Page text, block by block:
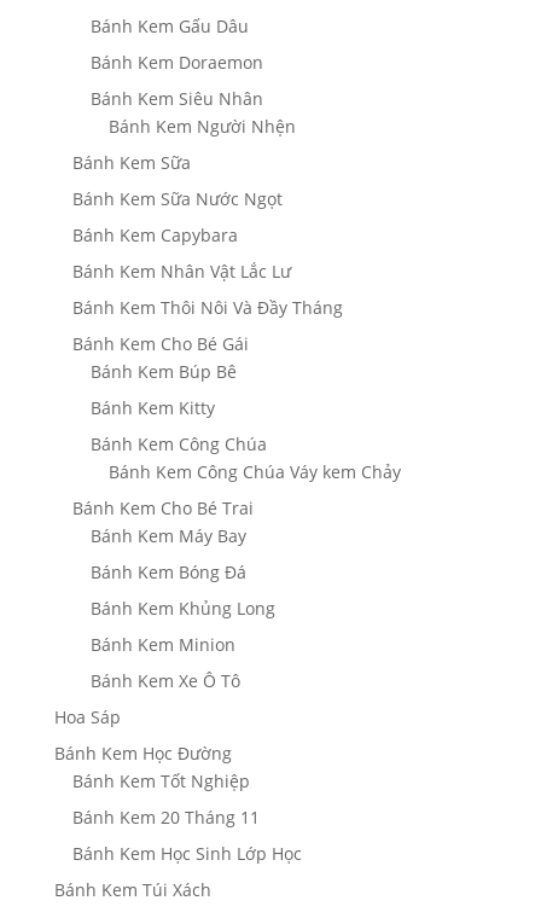
Bánh Kem Gấu Dâu
Bánh Kem Doraemon
Bánh Kem Siêu Nhân
Bánh Kem Người Nhện
Bánh Kem Sữa
Bánh Kem Sữa Nước Ngọt
Bánh Kem Capybara
Bánh Kem Nhân Vật Lắc Lư
Bánh Kem Thôi Nôi Và Đầy Tháng
Bánh Kem Cho Bé Gái
Bánh Kem Búp Bê
Bánh Kem Kitty
Bánh Kem Công Chúa
Bánh Kem Công Chúa Váy kem Chảy
Bánh Kem Cho Bé Trai
Bánh Kem Máy Bay
Bánh Kem Bóng Đá
Bánh Kem Khủng Long
Bánh Kem Minion
Bánh Kem Xe Ô Tô
Hoa Sáp
Bánh Kem Học Đường
Bánh Kem Tốt Nghiệp
Bánh Kem 20 Tháng 11
Bánh Kem Học Sinh Lớp Học
Bánh Kem Túi Xách